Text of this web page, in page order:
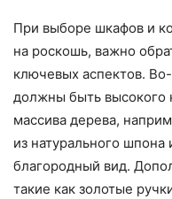
При выборе шкафов и
на роскошь, важно
ключевых аспектов.
должны быть высокого
массива дерева,
из натурального шпона
благородный вид.
такие как золотые